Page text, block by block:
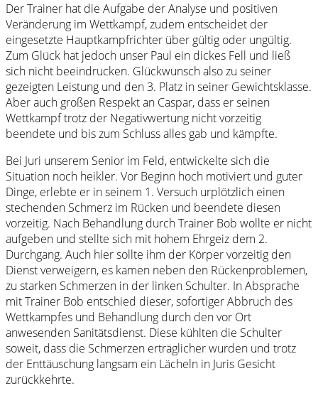
Der Trainer hat die Aufgabe der Analyse und positiven
Veränderung im Wettkampf, zudem entscheidet der
eingesetzte Hauptkampfrichter über gültig oder ungültig.
Zum Glück hat jedoch unser Paul ein dickes Fell und ließ
sich nicht beeindrucken. Glückwunsch also zu seiner
gezeigten Leistung und den 3. Platz in seiner Gewichtsklasse.
Aber auch großen Respekt an Caspar, dass er seinen
Wettkampf trotz der Negativwertung nicht vorzeitig
beendete und bis zum Schluss alles gab und kämpfte.
Bei Juri unserem Senior im Feld, entwickelte sich die
Situation noch heikler. Vor Beginn hoch motiviert und guter
Dinge, erlebte er in seinem 1. Versuch urplötzlich einen
stechenden Schmerz im Rücken und beendete diesen
vorzeitig. Nach Behandlung durch Trainer Bob wollte er nicht
aufgeben und stellte sich mit hohem Ehrgeiz dem 2.
Durchgang. Auch hier sollte ihm der Körper vorzeitig den
Dienst verweigern, es kamen neben den Rückenproblemen,
zu starken Schmerzen in der linken Schulter. In Absprache
mit Trainer Bob entschied dieser, sofortiger Abbruch des
Wettkampfes und Behandlung durch den vor Ort
anwesenden Sanitätsdienst. Diese kühlten die Schulter
soweit, dass die Schmerzen erträglicher wurden und trotz
der Enttäuschung langsam ein Lächeln in Juris Gesicht
zurückkehrte.